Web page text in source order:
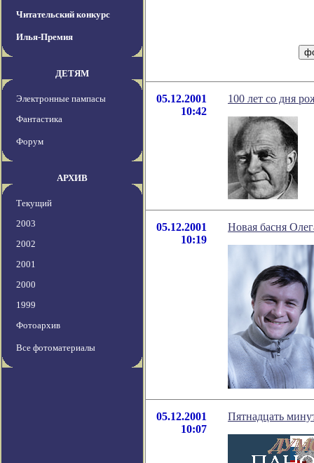
Читательский конкурс
Илья-Премия
ДЕТЯМ
Электронные пампасы
Фантастика
Форум
АРХИВ
Текущий
2003
2002
2001
2000
1999
Фотоархив
Все фотоматериалы
05.12.2001
10:42
100 лет со дня
05.12.2001
10:19
Новая басня
05.12.2001
10:07
Пятнадцать